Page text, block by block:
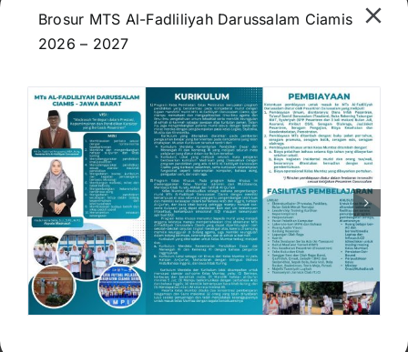
Pentingnya Adab, Ilmu, dan
MTs Al-Fadliliyah
Darussalam Siapkan
Pendidikan Berkualitas
Menuju Indonesia Emas
2045
June 26, 2026
Pendaftaran Murid Baru
Tahun Ajaran 2026/2027
Brosur MTS Al-Fadliliyah Darussalam Ciamis
2026 – 2027